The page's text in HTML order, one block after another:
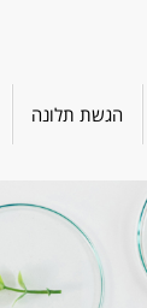
הגשת תלונה